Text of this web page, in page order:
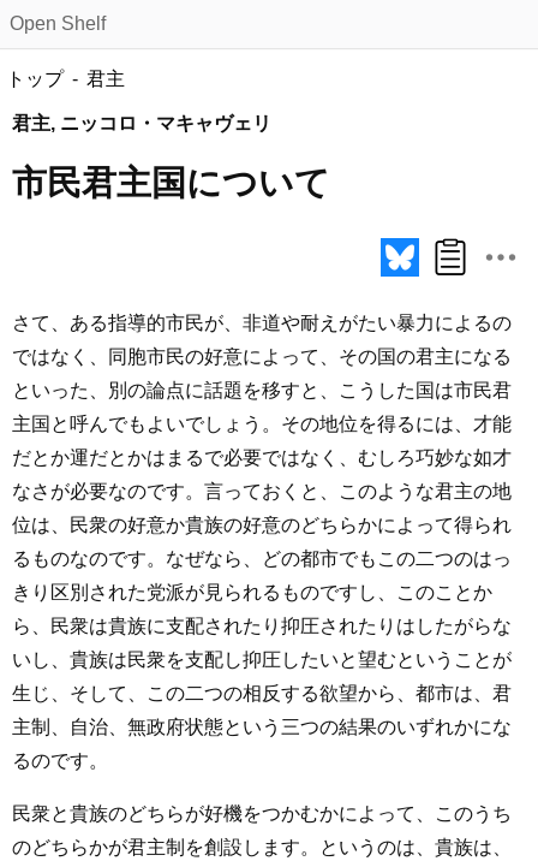
Open Shelf
トップ 君主
君主, ニッコロ・マキャヴェリ
市民君主国について
さて、ある指導的市民が、非道や耐えがたい暴力によるの
ではなく、同胞市民の好意によって、その国の君主になる
といった、別の論点に話題を移すと、こうした国は市民君
主国と呼んでもよいでしょう。その地位を得るには、才能
だとか運だとかはまるで必要ではなく、むしろ巧妙な如才
なさが必要なのです。言っておくと、このような君主の地
位は、民衆の好意か貴族の好意のどちらかによって得られ
るものなのです。なぜなら、どの都市でもこの二つのはっ
きり区別された党派が見られるものですし、このことか
ら、民衆は貴族に支配されたり抑圧されたりはしたがらな
いし、貴族は民衆を支配し抑圧したいと望むということが
生じ、そして、この二つの相反する欲望から、都市は、君
主制、自治、無政府状態という三つの結果のいずれかにな
るのです。
民衆と貴族のどちらが好機をつかむかによって、このうち
のどちらかが君主制を創設します。というのは、貴族は、